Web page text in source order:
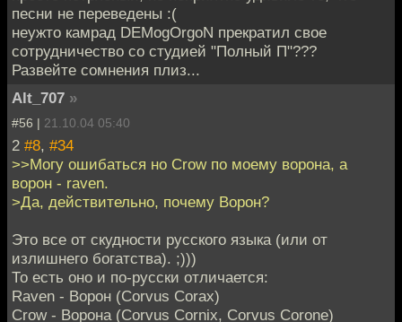
песни не переведены :(
неужто камрад DEMogOrgoN прекратил свое
сотрудничество со студией "Полный П"???
Развейте сомнения плиз...
Alt_707 »
#56 | 21.10.04 05:40
2 #8, #34
>>Могу ошибаться но Crow по моему ворона, а
ворон - raven.
>Да, действительно, почему Ворон?
Это все от скудности русского языка (или от
излишнего богатства). ;)))
То есть оно и по-русски отличается:
Raven - Ворон (Corvus Corax)
Crow - Ворона (Corvus Cornix, Corvus Corone)